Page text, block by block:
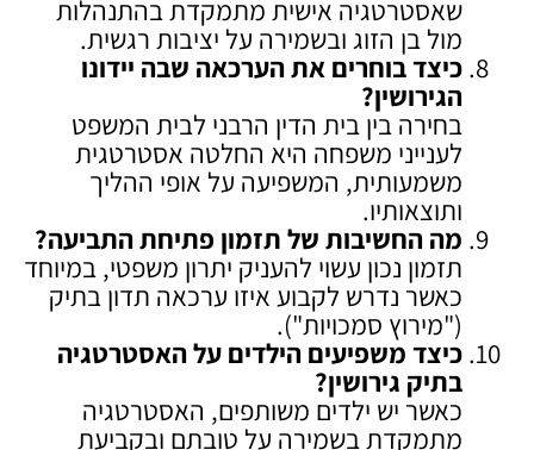
שאסטרטגיה אישית מתמקדת בהתנהלות
מול בן הזוג ובשמירה על יציבות רגשית.
כיצד בוחרים את הערכאה שבה יידונו
הגירושין?
בחירה בין בית הדין הרבני לבית המשפט
לענייני משפחה היא החלטה אסטרטגית
משמעותית, המשפיעה על אופי ההליך
ותוצאותיו.
מה החשיבות של תזמון פתיחת התביעה?
תזמון נכון עשוי להעניק יתרון משפטי, במיוחד
כאשר נדרש לקבוע איזו ערכאה תדון בתיק
("מירוץ סמכויות").
כיצד משפיעים הילדים על האסטרטגיה
בתיק גירושין?
כאשר יש ילדים משותפים, האסטרטגיה
מתמקדת בשמירה על טובתם ובקביעת